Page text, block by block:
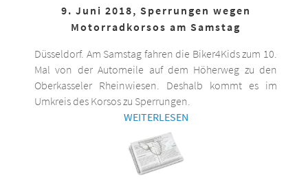
9. Juni 2018, Sperrungen wegen
Motorradkorsos am Samstag
Düsseldorf. Am Samstag fahren die Biker4Kids zum 10.
Mal von der Automeile auf dem Höherweg zu den
Oberkasseler Rheinwiesen. Deshalb kommt es im
Umkreis des Korsos zu Sperrungen.
WEITERLESEN